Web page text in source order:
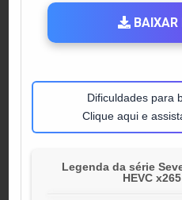
BAIXAR
Dificuldades para
Clique aqui e
Legenda da série
HEVC